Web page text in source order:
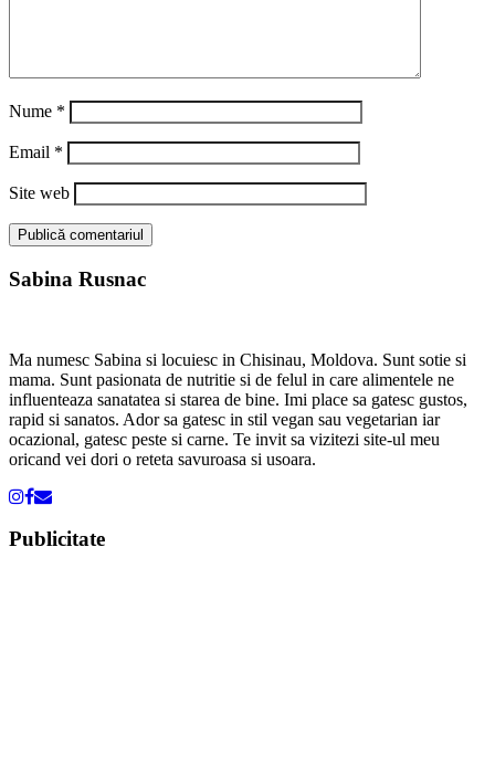
Nume *
Email *
Site web
Sabina Rusnac
Ma numesc Sabina si locuiesc in Chisinau, Moldova. Sunt sotie si
mama. Sunt pasionata de nutritie si de felul in care alimentele ne
influenteaza sanatatea si starea de bine. Imi place sa gatesc gustos,
rapid si sanatos. Ador sa gatesc in stil vegan sau vegetarian iar
ocazional, gatesc peste si carne. Te invit sa vizitezi site-ul meu
oricand vei dori o reteta savuroasa si usoara.
Publicitate